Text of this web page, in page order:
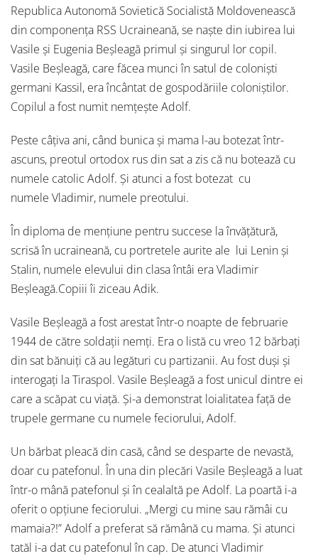
Republica Autonomă Sovietică Socialistă Moldovenească
din componența RSS Ucraineană, se naște din iubirea lui
Vasile și Eugenia Beșleagă primul și singurul lor copil.
Vasile Beșleagă, care făcea munci în satul de coloniști
germani Kassil, era încântat de gospodăriile coloniștilor.
Copilul a fost numit nemțește Adolf.
Peste câțiva ani, când bunica și mama l-au botezat într-
ascuns, preotul ortodox rus din sat a zis că nu botează cu
numele catolic Adolf. Și atunci a fost botezat cu
numele Vladimir, numele preotului.
În diploma de mențiune pentru succese la învățătură,
scrisă în ucraineană, cu portretele aurite ale lui Lenin și
Stalin, numele elevului din clasa întâi era Vladimir
Beșleagă.Copiii îi ziceau Adik.
Vasile Beșleagă a fost arestat într-o noapte de februarie
1944 de către soldații nemți. Era o listă cu vreo 12 bărbați
din sat bănuiți că au legături cu partizanii. Au fost duși și
interogați la Tiraspol. Vasile Beșleagă a fost unicul dintre ei
care a scăpat cu viață. Și-a demonstrat loialitatea față de
trupele germane cu numele feciorului, Adolf.
Un bărbat pleacă din casă, când se desparte de nevastă,
doar cu patefonul. În una din plecări Vasile Beșleagă a luat
într-o mână patefonul și în cealaltă pe Adolf. La poartă i-a
oferit o opțiune feciorului. „Mergi cu mine sau rămâi cu
mamaia?!” Adolf a preferat să rămână cu mama. Și atunci
tatăl i-a dat cu patefonul în cap. De atunci Vladimir